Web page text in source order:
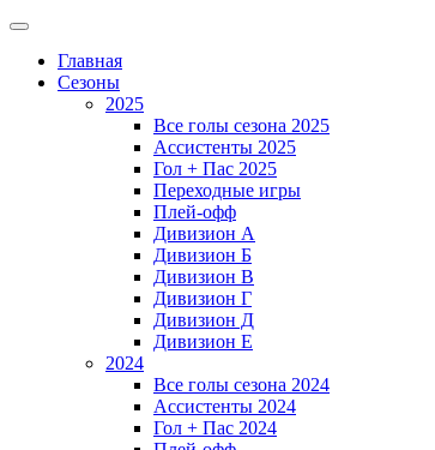
Главная
Сезоны
2025
Все голы сезона 2025
Ассистенты 2025
Гол + Пас 2025
Переходные игры
Плей-офф
Дивизион A
Дивизион Б
Дивизион В
Дивизион Г
Дивизион Д
Дивизион Е
2024
Все голы сезона 2024
Ассистенты 2024
Гол + Пас 2024